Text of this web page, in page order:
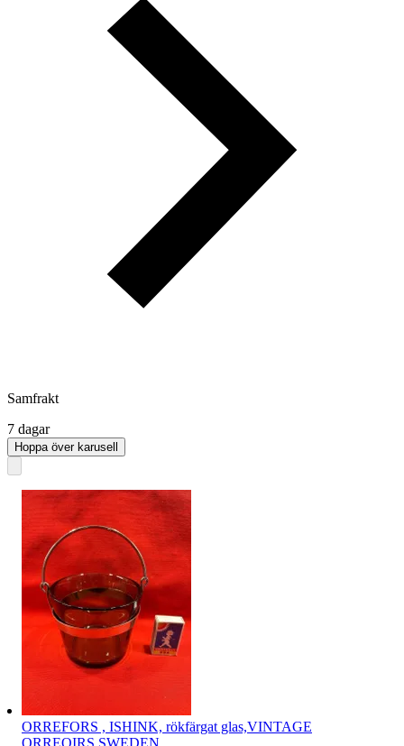
Samfrakt
7 dagar
Hoppa över karusell
ORREFORS , ISHINK, rökfärgat glas,VINTAGE
ORREOIRS SWEDEN